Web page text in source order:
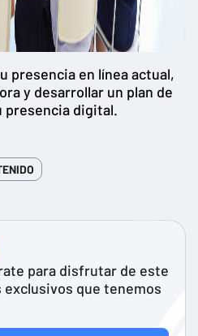
presencia en línea actual,
y desarrollar un plan de
presencia digital.
para disfrutar de este
que tenemos